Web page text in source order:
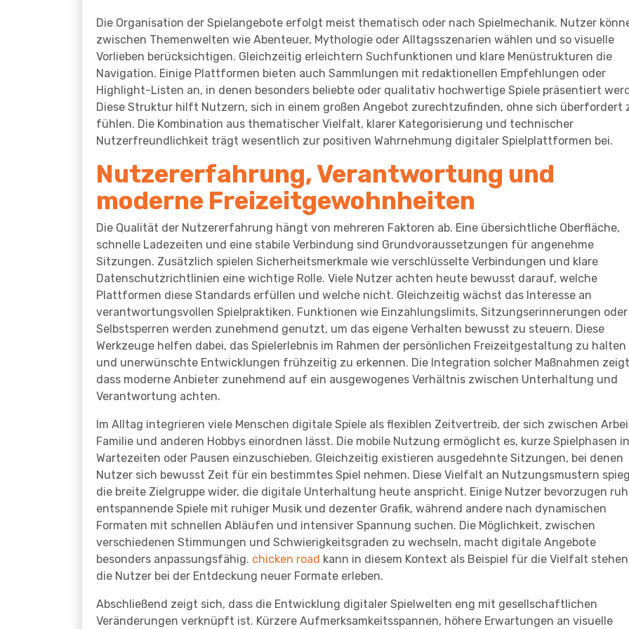
Die Organisation der Spielangebote erfolgt meist thematisch oder nach Spielmechanik. Nutzer
zwischen Themenwelten wie Abenteuer, Mythologie oder Alltagsszenarien wählen und so visuelle
Vorlieben berücksichtigen. Gleichzeitig erleichtern Suchfunktionen und klare Menüstrukturen die
Navigation. Einige Plattformen bieten auch Sammlungen mit redaktionellen Empfehlungen oder
Highlight-Listen an, in denen besonders beliebte oder qualitativ hochwertige Spiele präsentiert
Diese Struktur hilft Nutzern, sich in einem großen Angebot zurechtzufinden, ohne sich überfordert
fühlen. Die Kombination aus thematischer Vielfalt, klarer Kategorisierung und technischer
Nutzerfreundlichkeit trägt wesentlich zur positiven Wahrnehmung digitaler Spielplattformen bei.
Nutzererfahrung, Verantwortung und
moderne Freizeitgewohnheiten
Die Qualität der Nutzererfahrung hängt von mehreren Faktoren ab. Eine übersichtliche Oberfläche,
schnelle Ladezeiten und eine stabile Verbindung sind Grundvoraussetzungen für angenehme
Sitzungen. Zusätzlich spielen Sicherheitsmerkmale wie verschlüsselte Verbindungen und klare
Datenschutzrichtlinien eine wichtige Rolle. Viele Nutzer achten heute bewusst darauf, welche
Plattformen diese Standards erfüllen und welche nicht. Gleichzeitig wächst das Interesse an
verantwortungsvollen Spielpraktiken. Funktionen wie Einzahlungslimits, Sitzungserinnerungen oder
Selbstsperren werden zunehmend genutzt, um das eigene Verhalten bewusst zu steuern. Diese
Werkzeuge helfen dabei, das Spielerlebnis im Rahmen der persönlichen Freizeitgestaltung zu halten
und unerwünschte Entwicklungen frühzeitig zu erkennen. Die Integration solcher Maßnahmen
dass moderne Anbieter zunehmend auf ein ausgewogenes Verhältnis zwischen Unterhaltung und
Verantwortung achten.
Im Alltag integrieren viele Menschen digitale Spiele als flexiblen Zeitvertreib, der sich zwischen
Familie und anderen Hobbys einordnen lässt. Die mobile Nutzung ermöglicht es, kurze Spielphasen in
Wartezeiten oder Pausen einzuschieben. Gleichzeitig existieren ausgedehnte Sitzungen, bei denen
Nutzer sich bewusst Zeit für ein bestimmtes Spiel nehmen. Diese Vielfalt an Nutzungsmustern
die breite Zielgruppe wider, die digitale Unterhaltung heute anspricht. Einige Nutzer bevorzugen
entspannende Spiele mit ruhiger Musik und dezenter Grafik, während andere nach dynamischen
Formaten mit schnellen Abläufen und intensiver Spannung suchen. Die Möglichkeit, zwischen
verschiedenen Stimmungen und Schwierigkeitsgraden zu wechseln, macht digitale Angebote
besonders anpassungsfähig. chicken road kann in diesem Kontext als Beispiel für die Vielfalt
die Nutzer bei der Entdeckung neuer Formate erleben.
Abschließend zeigt sich, dass die Entwicklung digitaler Spielwelten eng mit gesellschaftlichen
Veränderungen verknüpft ist. Kürzere Aufmerksamkeitsspannen, höhere Erwartungen an visuelle